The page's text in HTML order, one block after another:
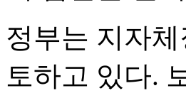
정부는 지자
토하고 있다.